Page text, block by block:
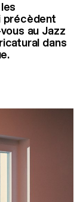
précèdent
au Jazz
dans